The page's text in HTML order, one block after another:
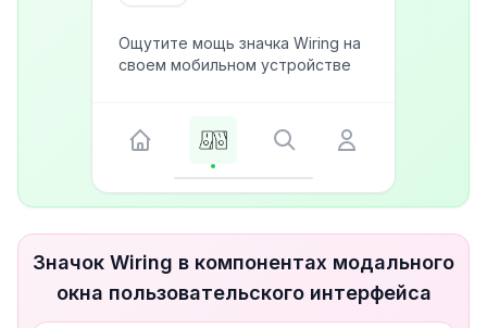
Ощутите мощь значка Wiring на
своем мобильном устройстве
Значок Wiring в компонентах модального
окна пользовательского интерфейса